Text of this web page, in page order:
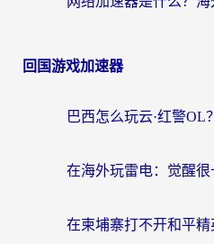
回国游戏加速器